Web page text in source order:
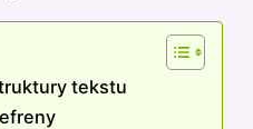
tekstu